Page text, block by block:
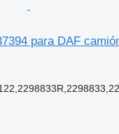
para DAF